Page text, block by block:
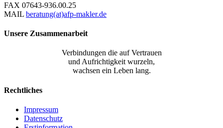
FAX 07643-936.00.25
MAIL beratung(at)afp-makler.de
Unsere Zusammenarbeit
Verbindungen die auf Vertrauen
und Aufrichtigkeit wurzeln,
wachsen ein Leben lang.
Rechtliches
Impressum
Datenschutz